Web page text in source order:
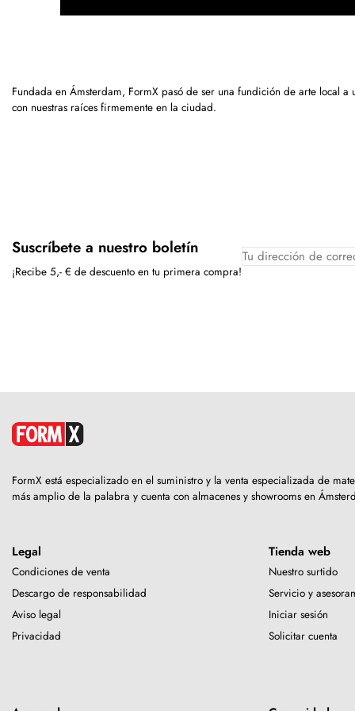
Fundada en Ámsterdam, FormX pasó de ser una fundición de arte local
con nuestras raíces firmemente en la ciudad.
Suscríbete a nuestro boletín
¡Recibe 5,- € de descuento en tu primera compra!
FormX está especializado en el suministro y la venta especializada de
más amplio de la palabra y cuenta con almacenes y showrooms en
Legal
Condiciones de venta
Descargo de responsabilidad
Aviso legal
Privacidad
Tienda web
Nuestro surtido
Servicio y
Iniciar sesión
Solicitar cuenta